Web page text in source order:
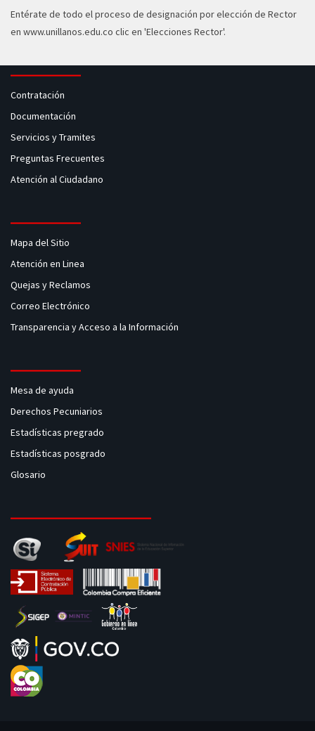
Entérate de todo el proceso de designación por elección de Rector
en www.unillanos.edu.co clic en 'Elecciones Rector'.
Contratación
Documentación
Servicios y Tramites
Preguntas Frecuentes
Atención al Ciudadano
Mapa del Sitio
Atención en Linea
Quejas y Reclamos
Correo Electrónico
Transparencia y Acceso a la Información
Mesa de ayuda
Derechos Pecuniarios
Estadísticas pregrado
Estadísticas posgrado
Glosario